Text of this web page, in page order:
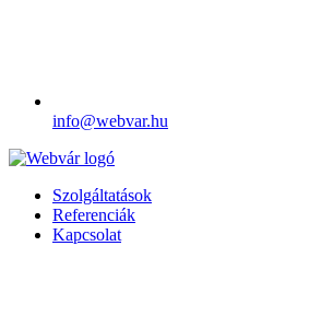
info@webvar.hu
Szolgáltatások
Referenciák
Kapcsolat